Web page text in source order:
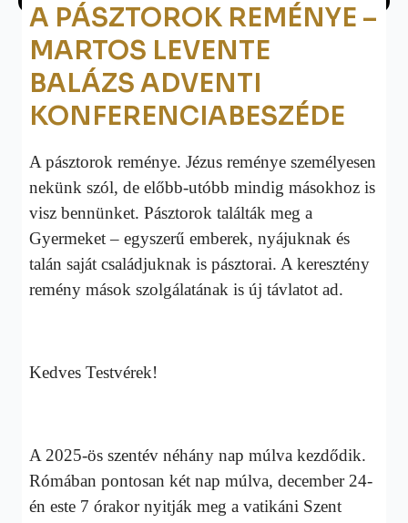
A PÁSZTOROK REMÉNYE –
MARTOS LEVENTE
BALÁZS ADVENTI
KONFERENCIABESZÉDE
A pásztorok reménye. Jézus reménye személyesen
nekünk szól, de előbb-utóbb mindig másokhoz is
visz bennünket. Pásztorok találták meg a
Gyermeket – egyszerű emberek, nyájuknak és
talán saját családjuknak is pásztorai. A keresztény
remény mások szolgálatának is új távlatot ad.
Kedves Testvérek!
A 2025-ös szentév néhány nap múlva kezdődik.
Rómában pontosan két nap múlva, december 24-
én este 7 órakor nyitják meg a vatikáni Szent